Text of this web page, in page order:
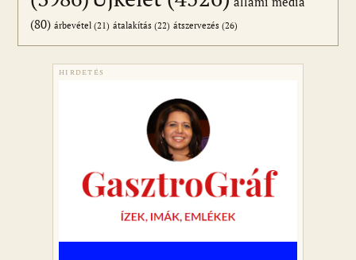
(80) árbevétel (21) átalakítás (22) átszervezés (26)
HIRDETÉS